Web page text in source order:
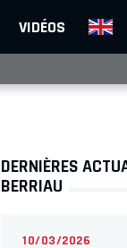
VIDÉOS
DERNIÈRES
BERRIAU
10/03/2026